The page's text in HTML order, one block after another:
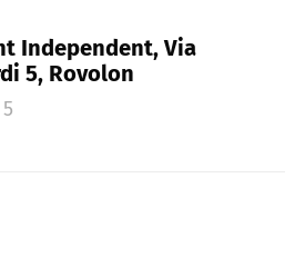
Independent, Via
5, Rovolon